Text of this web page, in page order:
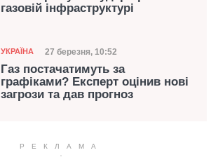
газовій інфраструктурі
Категорія
УКРАЇНА Дата публікації
27 березня, 10:52
Газ постачатимуть за
графіками? Експерт оцінив нові
загрози та дав прогноз